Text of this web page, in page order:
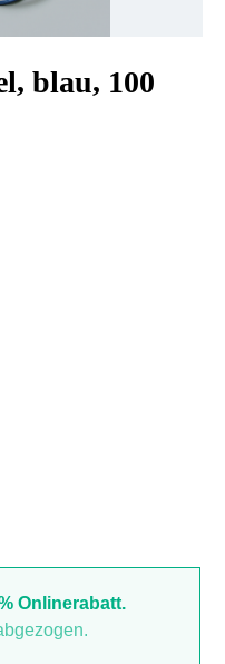
blau, 100
Onlinerabatt.